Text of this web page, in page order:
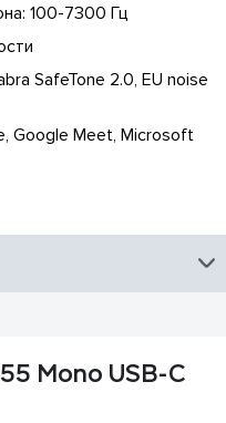
100-7300 Гц
SafeTone 2.0, EU noise
Google Meet, Microsoft
Mono USB-C